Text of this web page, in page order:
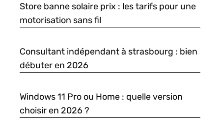
Store banne solaire prix : les tarifs pour une
motorisation sans fil
Consultant indépendant à strasbourg : bien
débuter en 2026
Windows 11 Pro ou Home : quelle version
choisir en 2026 ?